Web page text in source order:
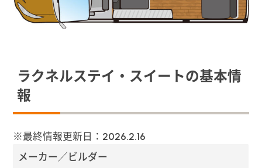
ラクネルステイ・スイートの基本情
報
※最終情報更新日： 2026.2.16
メーカー／ビルダー